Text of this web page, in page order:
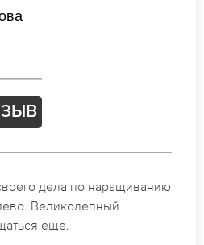
наращивание
для мероприятия. За 2